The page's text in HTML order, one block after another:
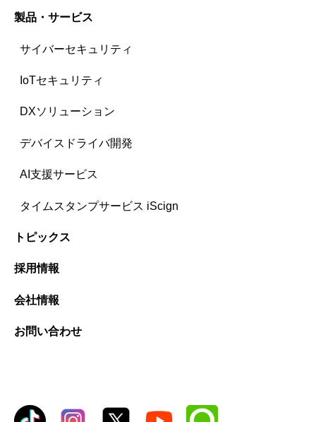
製品・サービス
サイバーセキュリティ
IoTセキュリティ
DXソリューション
デバイスドライバ開発
AI支援サービス
タイムスタンプサービス iScign
トピックス
採用情報
会社情報
お問い合わせ